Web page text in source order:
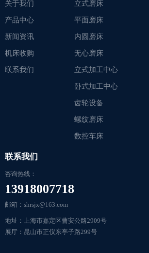
关于我们
产品中心
新闻资讯
机床收购
联系我们
立式磨床
平面磨床
内圆磨床
无心磨床
立式加工中心
卧式加工中心
齿轮设备
螺纹磨床
数控车床
联系我们
咨询热线：
13918007718
邮箱：shrsjx@163.com
地址：上海市嘉定区曹安公路2909号
展厅：昆山市正仪东亭子路299号